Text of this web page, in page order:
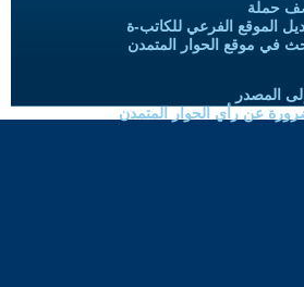
حملة
الموقع الفرعي للكاتب-ة
في موقع الحوار المتمدن
المصدر
عن رأي الحوار المتمدن